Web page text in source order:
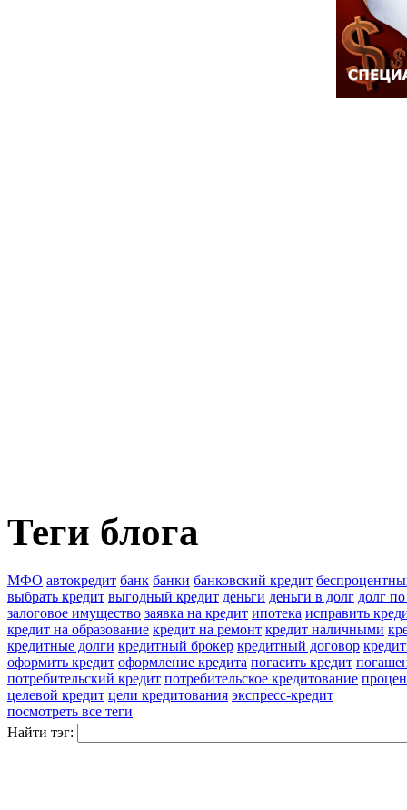
Теги блога
МФО автокредит банк банки банковский кредит
выбрать кредит выгодный кредит деньги деньги в долг долг
залоговое имущество заявка на кредит ипотека исправить
кредит на образование кредит на ремонт кредит наличными
кредитные долги кредитный брокер кредитный договор
оформить кредит оформление кредита погасить кредит
потребительский кредит потребительское кредитование
целевой кредит цели кредитования экспресс-кредит
посмотреть все теги
Найти тэг: